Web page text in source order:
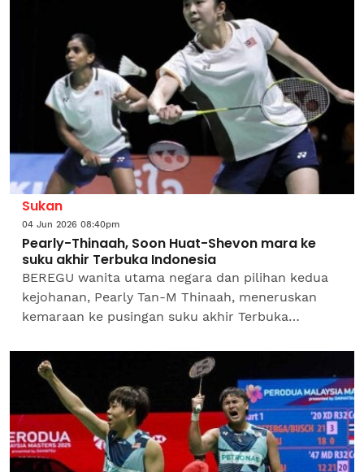
Sukan
04 Jun 2026 08:40pm
Pearly-Thinaah, Soon Huat-Shevon mara ke
suku akhir Terbuka Indonesia
BEREGU wanita utama negara dan pilihan kedua
kejohanan, Pearly Tan-M Thinaah, meneruskan
kemaraan ke pusingan suku akhir Terbuka
Taiwan, Hsu Ya Ching-Sung...